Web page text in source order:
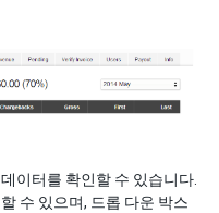
이터를 확인할 수 있습니다.
수 있으며, 드롭 다운 박스